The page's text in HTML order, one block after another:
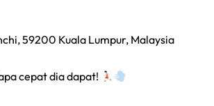
59200 Kuala Lumpur, Malaysia
cepat dia dapat!